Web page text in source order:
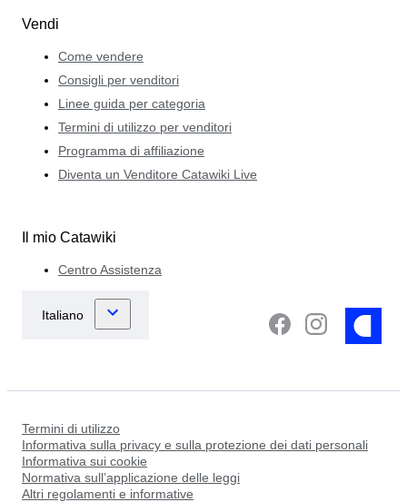
Vendi
Come vendere
Consigli per venditori
Linee guida per categoria
Termini di utilizzo per venditori
Programma di affiliazione
Diventa un Venditore Catawiki Live
Il mio Catawiki
Centro Assistenza
Termini di utilizzo
Informativa sulla privacy e sulla protezione dei dati personali
Informativa sui cookie
Normativa sull’applicazione delle leggi
Altri regolamenti e informative